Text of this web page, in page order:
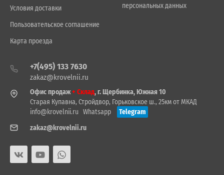
Условия доставки
Пользовательское соглашение
Карта проезда
персональных данных
+7(495) 133 7630
zakaz@krovelnii.ru
Офис продаж+ Склад, г. Щербинка, Южная 10
Старая Купавна, Стройдвор, Горьковское ш., 25км от МКАД
info@krovelnii.ru Whatsapp
Telegram
zakaz@krovelnii.ru